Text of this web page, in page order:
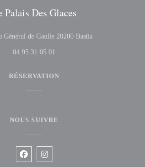
Palais Des Glaces
Général de Gaulle 20200 Bastia((ouvre une
04 95 31 05 01
RÉSERVATION
NOUS SUIVRE
Facebook ((ouvre une nouvelle
Instagram ((ouvre une nouvelle